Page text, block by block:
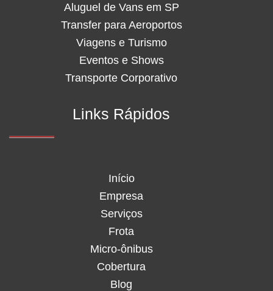
Aluguel de Vans em SP
Transfer para Aeroportos
Viagens e Turismo
Eventos e Shows
Transporte Corporativo
Links Rápidos
Início
Empresa
Serviços
Frota
Micro-ônibus
Cobertura
Blog